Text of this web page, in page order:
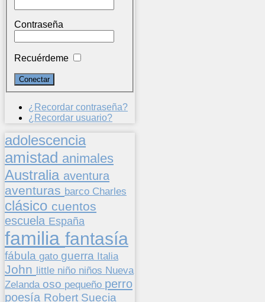
Contraseña
Recuérdeme
¿Recordar contraseña?
¿Recordar usuario?
adolescencia
amistad animales
Australia aventura
aventuras barco Charles
clásico cuentos
escuela España
familia fantasía
fábula gato guerra Italia
John little niño niños Nueva
Zelanda oso pequeño perro
poesía Robert Suecia